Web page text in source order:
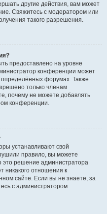
другие действия, вам может
Свяжитесь с модератором или
такого разрешения.
предоставлено на уровне
конференции может
форумах. Также
только членам
почему не можете добавлять
конференции.
устанавливают свой
правило, вы можете
это решение администратора
никакого отношения к
сайте. Если вы не знаете, за
с администратором